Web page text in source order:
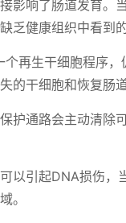
影响了肠道发育
乏健康组织中看到
个再生干细胞程序
的干细胞和恢复肠
护通路会主动清除
以引起DNA损伤，
。